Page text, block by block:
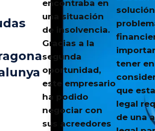
encontraba en
una situación
de insolvencia.
Gracias a la
segunda
oportunidad,
este empresario
ha podido
negociar con
sus acreedores
tener en
que
legal
de una